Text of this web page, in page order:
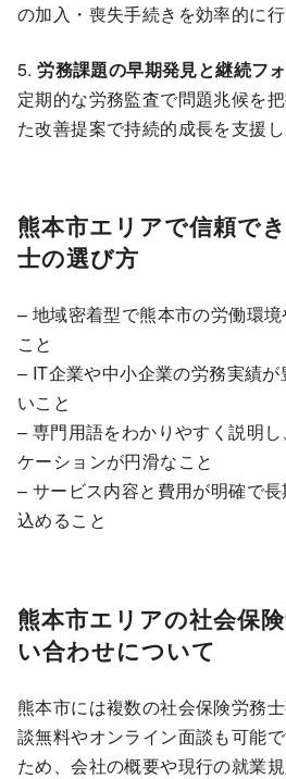
の加入・喪失手続きを効率的に行
5.労務課題の早期発見と継続フ
定期的な労務監査で問題兆候を
た改善提案で持続的成長を支援し
熊本市エリアで信頼で
士の選び方
– 地域密着型で熊本市の労働環
こと
– IT企業や中小企業の労務実績
いこと
– 専門用語をわかりやすく説明
ケーションが円滑なこと
– サービス内容と費用が明確で
込めること
熊本市エリアの社会保
い合わせについて
熊本市には複数の社会保険労務
談無料やオンライン面談も可能
ため、会社の概要や現行の就業